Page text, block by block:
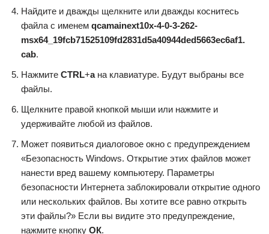
Найдите и дважды щелкните или дважды коснитесь
файла с именем qcamainext10x-4-0-3-262-
msx64_19fcb71525109fd2831d5a40944ded5663ec6af1.
cab.
Нажмите CTRL+aна клавиатуре. Будут выбраны все
файлы.
Щелкните правой кнопкой мыши или нажмите и
удерживайте любой из файлов.
Может появиться диалоговое окно с предупреждением
«Безопасность Windows. Открытие этих файлов может
нанести вред вашему компьютеру. Параметры
безопасности Интернета заблокировали открытие одного
или нескольких файлов. Вы хотите все равно открыть
эти файлы?» Если вы видите это предупреждение,
нажмите кнопку ОК.